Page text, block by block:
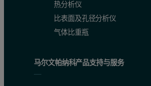
热分析仪
比表面及孔径分析仪
气体比重瓶
马尔文帕纳科产品支持与服务